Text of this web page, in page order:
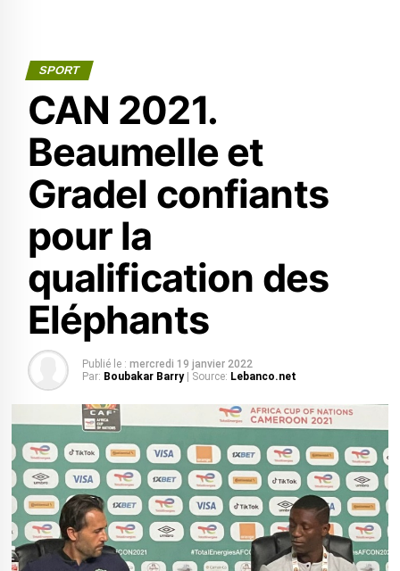
SPORT
CAN 2021.
Beaumelle et
Gradel confiants
pour la
qualification des
Eléphants
Publié le : mercredi 19 janvier 2022
Par: Boubakar Barry | Source: Lebanco.net